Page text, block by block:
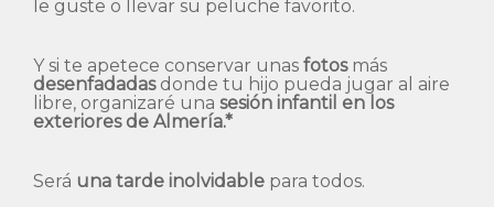
le guste o llevar su peluche favorito.
Y si te apetece conservar unas fotosmás
desenfadadasdonde tu hijo pueda jugar al aire
libre, organizaré una sesión infantil en los
exteriores de Almería.*
Será una tarde inolvidable para todos.